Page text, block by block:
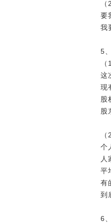
要
我
5
这
现
股
股
个
人
平
有
到
6